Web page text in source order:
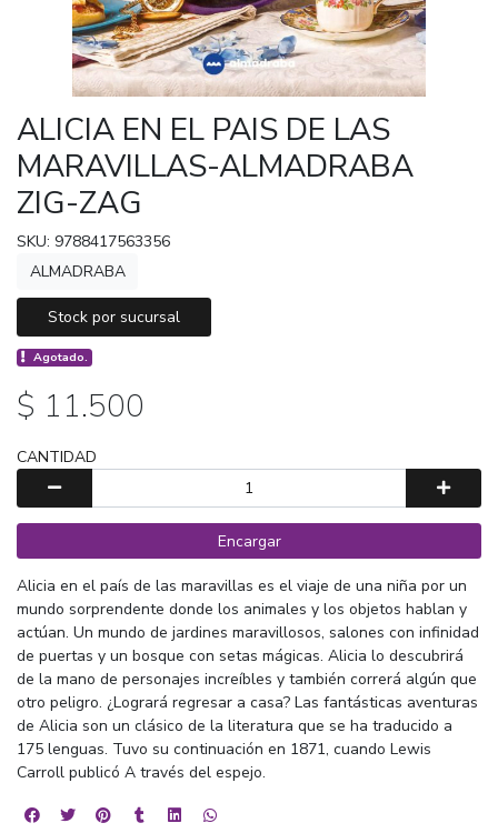
ALICIA EN EL PAIS DE LAS
MARAVILLAS-ALMADRABA
ZIG-ZAG
SKU: 9788417563356
ALMADRABA
Stock por sucursal
Agotado.
$ 11.500
CANTIDAD
Encargar
Alicia en el país de las maravillas es el viaje de una niña por un
mundo sorprendente donde los animales y los objetos hablan y
actúan. Un mundo de jardines maravillosos, salones con infinidad
de puertas y un bosque con setas mágicas. Alicia lo descubrirá
de la mano de personajes increíbles y también correrá algún que
otro peligro. ¿Logrará regresar a casa? Las fantásticas aventuras
de Alicia son un clásico de la literatura que se ha traducido a
175 lenguas. Tuvo su continuación en 1871, cuando Lewis
Carroll publicó A través del espejo.